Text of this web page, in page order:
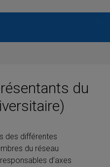
du
des différentes
du réseau
d’axes